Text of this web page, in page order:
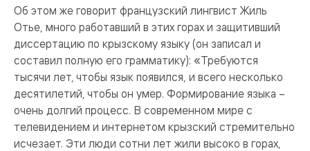
Об этом же говорит французский лингвист Жиль
Отье, много работавший в этих горах и защитивший
диссертацию по крызскому языку (он записал и
составил полную его грамматику): «Требуются
тысячи лет, чтобы язык появился, и всего несколько
десятилетий, чтобы он умер. Формирование языка –
очень долгий процесс. В современном мире с
телевидением и интернетом крызский стремительно
исчезает. Эти люди сотни лет жили высоко в горах,